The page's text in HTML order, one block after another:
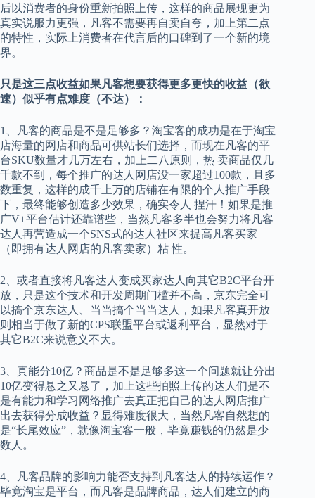
后以消费者的身份重新拍照上传，这样的商品展现更为
真实说服力更强，凡客不需要再自卖自夸，加上第二点
的特性，实际上消费者在代言后的口碑到了一个新的境
界。
只是这三点收益如果凡客想要获得更多更快的收益（欲
速）似乎有点难度（不达）：
1、凡客的商品是不是足够多？淘宝客的成功是在于淘宝
店海量的网店和商品可供站长们选择，而现在凡客的平
台SKU数量才几万左右，加上二八原则，热 卖商品仅几
千款不到，每个推广的达人网店没一家超过100款，且多
数重复，这样的成千上万的店铺在有限的个人推广手段
下，最终能够创造多少效果，确实令人 捏汗！如果是推
广V+平台估计还靠谱些，当然凡客多半也会努力将凡客
达人再营造成一个SNS式的达人社区来提高凡客买家
（即拥有达人网店的凡客卖家）粘 性。
2、或者直接将凡客达人变成买家达人向其它B2C平台开
放，只是这个技术和开发周期门槛并不高，京东完全可
以搞个京东达人、当当搞个当当达人，如果凡客真开放
则相当于做了新的CPS联盟平台或返利平台，显然对于
其它B2C来说意义不大。
3、真能分10亿？商品是不是足够多这一个问题就让分出
10亿变得悬之又悬了，加上这些拍照上传的达人们是不
是有能力和学习网络推广去真正把自己的达人网店推广
出去获得分成收益？显得难度很大，当然凡客自然想的
是“长尾效应”，就像淘宝客一般，毕竟赚钱的仍然是少
数人。
4、凡客品牌的影响力能否支持到凡客达人的持续运作？
毕竟淘宝是平台，而凡客是品牌商品，达人们建立的商